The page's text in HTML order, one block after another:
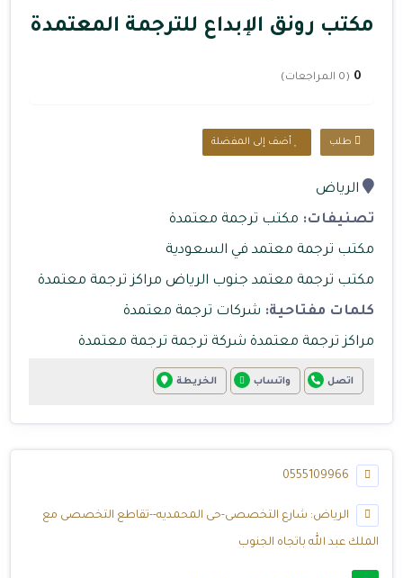
مكتب رونق الإبداع للترجمة المعتمدة
0 (0 المراجعات)
طلب أضف إلى المفضلة
الرياض
تصنيفات: مكتب ترجمة معتمدة
مكتب ترجمة معتمد في السعودية
مكتب ترجمة معتمد جنوب الرياض مراكز ترجمة معتمدة
كلمات مفتاحية: شركات ترجمة معتمدة
مراكز ترجمة معتمدة شركة ترجمة ترجمة معتمدة
اتصل واتساب الخريطة
الرياض: شارع التخصصى-حى المحمديه--تقاطع التخصصى مع
الملك عبد الله باتجاه الجنوب